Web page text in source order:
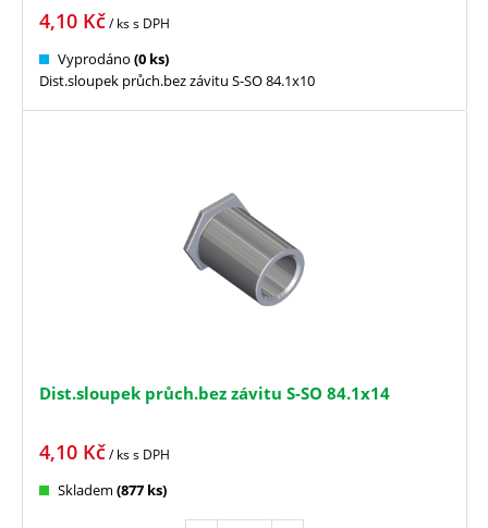
4,10 Kč/ kss DPH
Vyprodáno (0 ks)
Dist.sloupek průch.bez závitu S-SO 84.1x10
Dist.sloupek průch.bez závitu S-SO 84.1x14
4,10 Kč/ kss DPH
Skladem (877 ks)